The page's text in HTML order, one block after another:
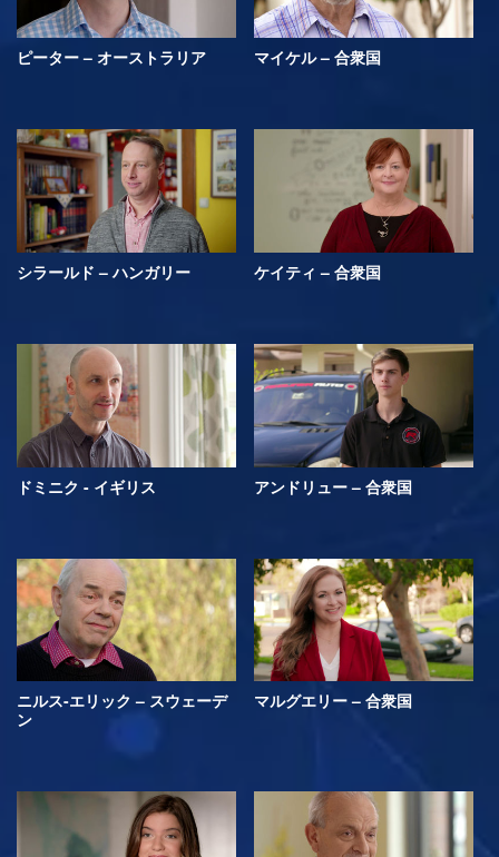
ピーター – オーストラリア マイケル – 合衆国
シラールド – ハンガリー ケイティ – 合衆国
ドミニク - イギリス アンドリュー – 合衆国
ニルス-エリック – スウェーデ
ン
マルグエリー – 合衆国